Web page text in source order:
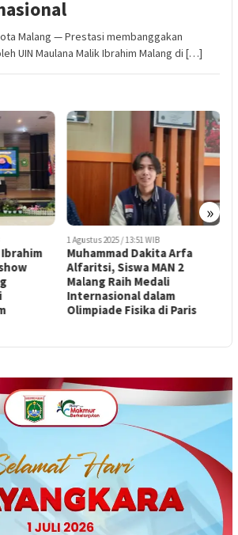
Malang — Prestasi membanggakan
UIN Maulana Malik Ibrahim Malang di […]
»
Ibrahim
1 Agustus 2025 / 13:51 WIB
Muhammad Dakita Arfa
Alfaritsi, Siswa MAN 2
Malang Raih Medali
Internasional dalam
Olimpiade Fisika di Paris